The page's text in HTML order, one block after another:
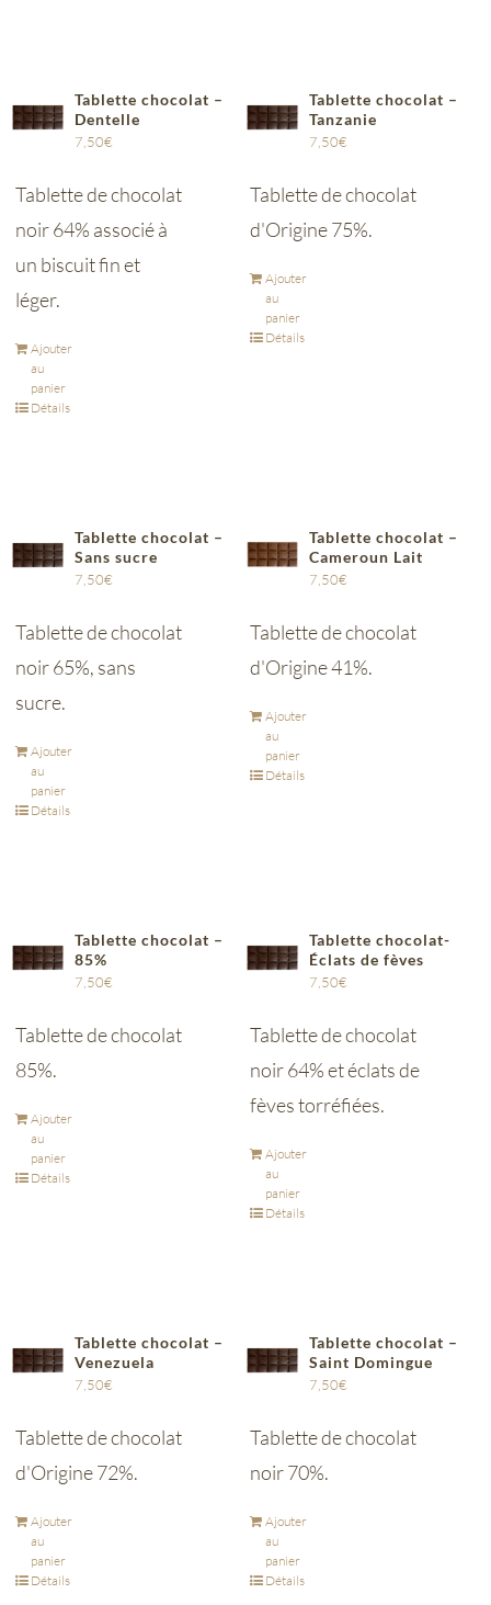
Tablette chocolat –
Dentelle
7,50€
Tablette de chocolat
noir 64% associé à
un biscuit fin et
léger.
Ajouter
au
panier
Détails
Tablette chocolat –
Tanzanie
7,50€
Tablette de chocolat
d'Origine 75%.
Ajouter
au
panier
Détails
Tablette chocolat –
Sans sucre
7,50€
Tablette de chocolat
noir 65%, sans
sucre.
Ajouter
au
panier
Détails
Tablette chocolat –
Cameroun Lait
7,50€
Tablette de chocolat
d'Origine 41%.
Ajouter
au
panier
Détails
Tablette chocolat –
85%
7,50€
Tablette de chocolat
85%.
Ajouter
au
panier
Détails
Tablette chocolat-
Éclats de fèves
7,50€
Tablette de chocolat
noir 64% et éclats de
fèves torréfiées.
Ajouter
au
panier
Détails
Tablette chocolat –
Venezuela
7,50€
Tablette de chocolat
d'Origine 72%.
Ajouter
au
panier
Détails
Tablette chocolat –
Saint Domingue
7,50€
Tablette de chocolat
noir 70%.
Ajouter
au
panier
Détails